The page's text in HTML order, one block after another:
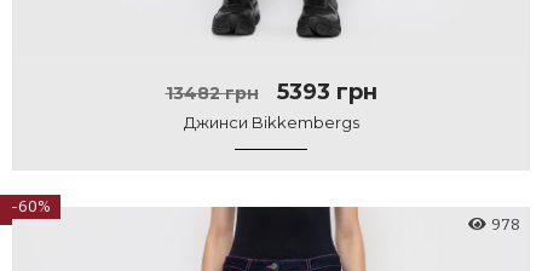
13482 грн 5393 грн
Джинси Bikkembergs
-60%
978